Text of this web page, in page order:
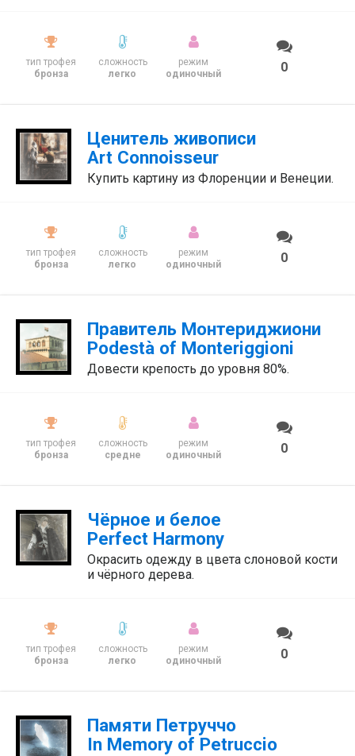
тип трофея
бронза
сложность
легко
режим
одиночный
0
Ценитель живописи
Art Connoisseur
Купить картину из Флоренции и Венеции.
тип трофея
бронза
сложность
легко
режим
одиночный
0
Правитель Монтериджиони
Podestà of Monteriggioni
Довести крепость до уровня 80%.
тип трофея
бронза
сложность
средне
режим
одиночный
0
Чёрное и белое
Perfect Harmony
Окрасить одежду в цвета слоновой кости
и чёрного дерева.
тип трофея
бронза
сложность
легко
режим
одиночный
0
Памяти Петруччо
In Memory of Petruccio